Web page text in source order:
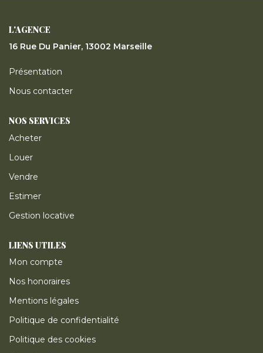
GESTION LOCATIVE
L'AGENCE
16 Rue Du Panier, 13002 Marseille
Présentation
Nous contacter
NOS SERVICES
Acheter
Louer
Vendre
Estimer
Gestion locative
LIENS UTILES
Mon compte
Nos honoraires
Mentions légales
Politique de confidentialité
Politique des cookies